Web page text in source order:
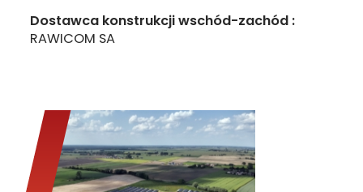
Dostawca konstrukcji wschód-zachód :
RAWICOM SA